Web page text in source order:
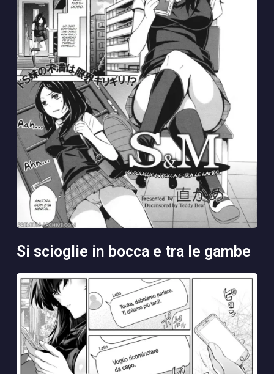
si scioglie in bocca e tra le gambe